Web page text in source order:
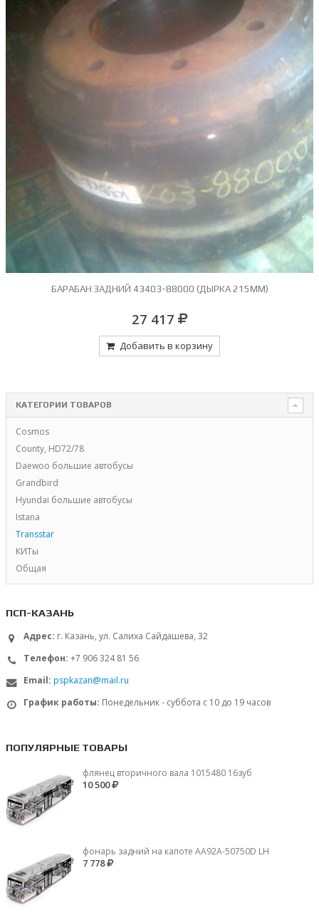
БАРАБАН ЗАДНИЙ 43403-88000 (ДЫРКА 215ММ)
27 417
Добавить в корзину
КАТЕГОРИИ ТОВАРОВ
Cosmos
County, HD72/78
Daewoo большие автобусы
Grandbird
Hyundai большие автобусы
Istana
Transstar
КИТы
Общая
ПСП-КАЗАНЬ
Адрес: г. Казань, ул. Салиха Сайдашева, 32
Телефон: +7 906 324 81 56
Email: pspkazan@mail.ru
График работы: Понедельник - суббота с 10 до 19 часов
ПОПУЛЯРНЫЕ ТОВАРЫ
флянец вторичного вала 1015480 16зуб
10 500
фонарь задний на капоте AA92A-50750D LH
7 778